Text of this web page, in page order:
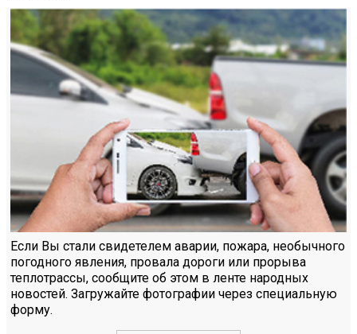
Если Вы стали свидетелем аварии, пожара, необычного
погодного явления, провала дороги или прорыва
теплотрассы, сообщите об этом в ленте народных
новостей. Загружайте фотографии через специальную
форму.